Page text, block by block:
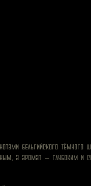
бельгийского тёмного
а аромат — глубоким и